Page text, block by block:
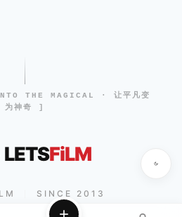
THE MAGICAL · 让平凡变
为神奇 ]
LETSFiLM
SINCE 2013